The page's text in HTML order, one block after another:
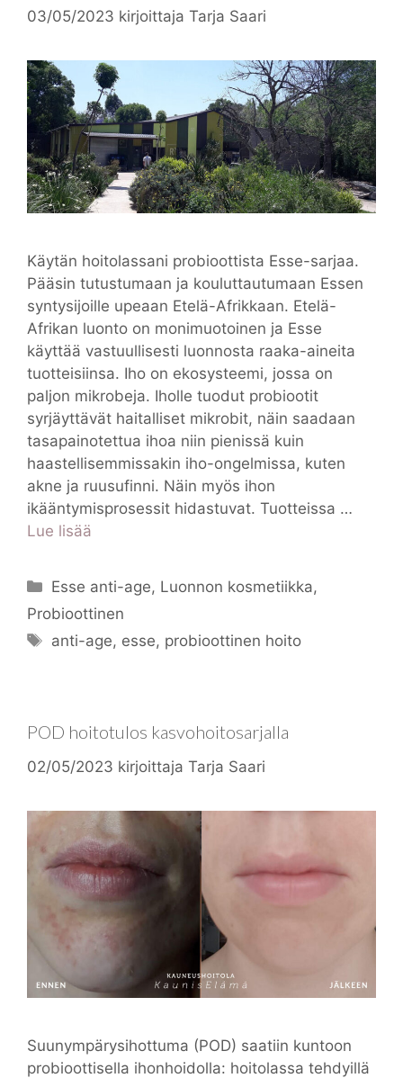
03/05/2023 kirjoittaja Tarja Saari
Käytän hoitolassani probioottista Esse-sarjaa.
Pääsin tutustumaan ja kouluttautumaan Essen
syntysijoille upeaan Etelä-Afrikkaan. Etelä-
Afrikan luonto on monimuotoinen ja Esse
käyttää vastuullisesti luonnosta raaka-aineita
tuotteisiinsa. Iho on ekosysteemi, jossa on
paljon mikrobeja. Iholle tuodut probiootit
syrjäyttävät haitalliset mikrobit, näin saadaan
tasapainotettua ihoa niin pienissä kuin
haastellisemmissakin iho-ongelmissa, kuten
akne ja ruusufinni. Näin myös ihon
ikääntymisprosessit hidastuvat. Tuotteissa …
Lue lisää
Kategoriat
Esse anti-age, Luonnon kosmetiikka,
Probioottinen
Avainsanat
anti-age, esse, probioottinen hoito
POD hoitotulos kasvohoitosarjalla
02/05/2023 kirjoittaja Tarja Saari
Suunympärysihottuma (POD) saatiin kuntoon
probioottisella ihonhoidolla: hoitolassa tehdyillä